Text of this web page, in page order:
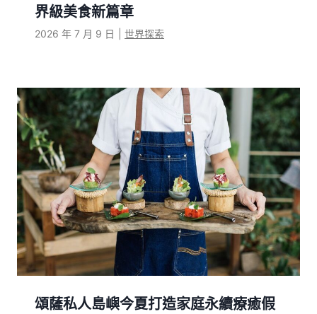
界級美食新篇章
2026 年 7 月 9 日 世界探索
頌薩私人島嶼今夏打造家庭永續療癒假